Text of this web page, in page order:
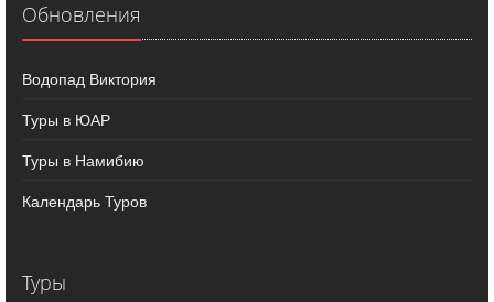
Обновления
Водопад Виктория
Туры в ЮАР
Туры в Намибию
Календарь Туров
Туры